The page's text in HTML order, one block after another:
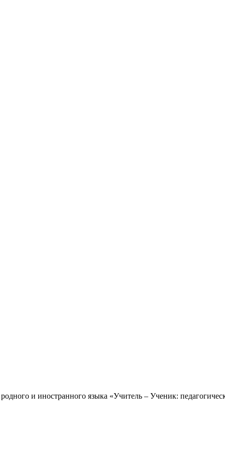
и иностранного языка «Учитель – Ученик: